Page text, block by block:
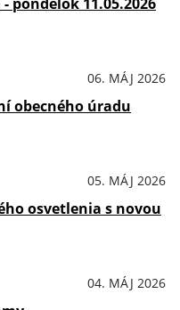
06. MÁJ 2026
obecného úradu
05. MÁJ 2026
osvetlenia s novou
04. MÁJ 2026